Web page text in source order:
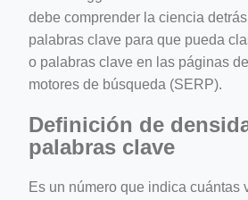
shredder-plant-equipment/scrap-
debe comprender la ciencia
palabras clave para que pueda
o palabras clave en las páginas
motores de búsqueda (SERP).
Definición de
palabras clave
Es un número que indica cuántas